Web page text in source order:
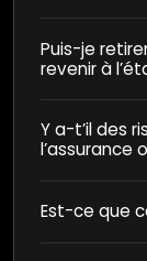
Puis-je
revenir à
Y a-t’il des
l’assurance
Est-ce que